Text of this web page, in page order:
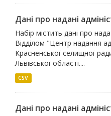
Дані про надані
Набір містить дані про
Відділом "Центр надання
Красненської селищної
Львівської області....
CSV
Дані про надані